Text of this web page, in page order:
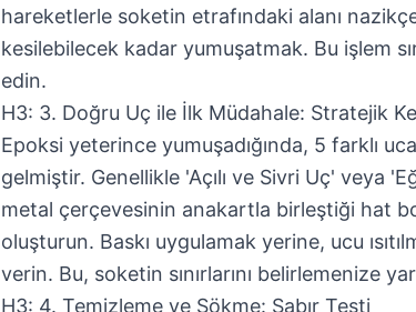
hareketlerle soketin etrafındaki alanı
kesilebilecek kadar yumuşatmak. Bu işlem
edin.
H3: 3. Doğru Uç ile İlk Müdahale: Stratejik
Epoksi yeterince yumuşadığında, 5 farklı
gelmiştir. Genellikle 'Açılı ve Sivri Uç' veya
metal çerçevesinin anakartla birleştiği hat
oluşturun. Baskı uygulamak yerine, ucu
verin. Bu, soketin sınırlarını belirlemenize
H3: 4. Temizleme ve Sökme: Sabır Testi